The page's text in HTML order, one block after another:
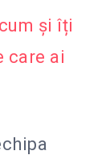
și îți
care ai